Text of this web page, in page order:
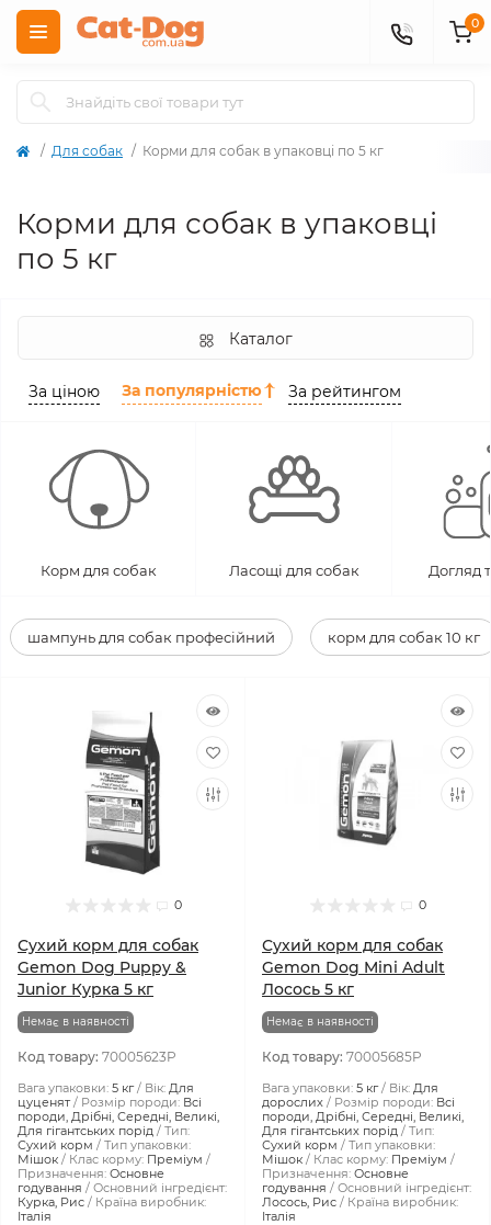
0
Для собак Корми для собак в упаковці по 5 кг
Корми для собак в упаковці
по 5 кг
Каталог
За ціною За популярністю За рейтингом
Корм для собак Ласощі для собак Догляд
шампунь для собак професійний корм для собак 10 кг
0
Сухий корм для собак
Gemon Dog Puppy &
Junior Курка 5 кг
Немає в наявності
Код товару: 70005623P
Вага упаковки: 5 кг Вік: Для
цуценят
Розмір породи: Всі
породи, Дрібні, Середні, Великі,
Для гігантських порід
Тип:
Сухий корм
Тип упаковки:
Мішок
Клас корму: Преміум
Призначення: Основне
годування
Основний інгредієнт:
Курка, Рис
Країна виробник:
Італія
0
Сухий корм для собак
Gemon Dog Mini Adult
Лосось 5 кг
Немає в наявності
Код товару: 70005685P
Вага упаковки: 5 кг Вік: Для
дорослих
Розмір породи: Всі
породи, Дрібні, Середні, Великі,
Для гігантських порід
Тип:
Сухий корм
Тип упаковки:
Мішок
Клас корму: Преміум
Призначення: Основне
годування
Основний інгредієнт:
Лосось, Рис
Країна виробник:
Італія